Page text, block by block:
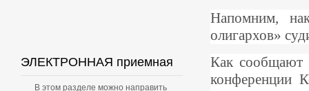
ЭЛЕКТРОННАЯ приемная
В этом разделе можно направить
Напомним,
олигархов»
Как сообщают
конференции